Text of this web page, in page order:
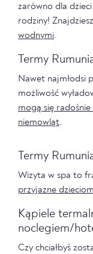
zarówno dla dzieci
rodziny!
wodnymi.
Termy
Nawet najmłodsi
możliwość
mogą się
niemowląt.
Termy
Wizyta w spa to
przyjazne
Kąpiele
noclegiem/
Czy chciałbyś